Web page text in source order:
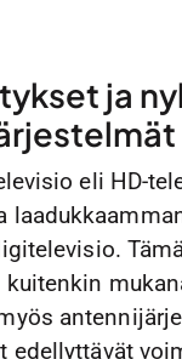
ja
eli HD-
kuitenkin
edellyttävät